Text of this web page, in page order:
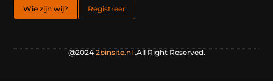
Wie zijn wij? Registreer
@2024 2binsite.nl.All Right Reserved.